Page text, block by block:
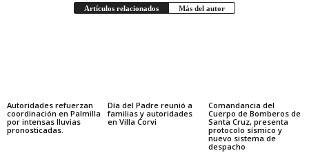
Artículos relacionados Más del autor
Autoridades refuerzan
coordinación en Palmilla
por intensas lluvias
pronosticadas.
Día del Padre reunió a
familias y autoridades
en Villa Corvi
Comandancia del
Cuerpo de Bomberos de
Santa Cruz, presenta
protocolo sísmico y
nuevo sistema de
despacho